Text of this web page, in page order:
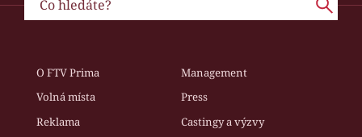
O FTV Prima
Management
Volná místa
Press
Reklama
Castingy a výzvy